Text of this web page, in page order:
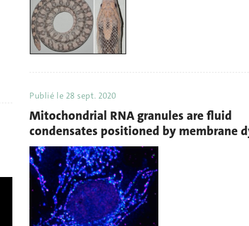
Publié le 28 sept. 2020
Mitochondrial RNA granules are fluid
condensates positioned by membrane